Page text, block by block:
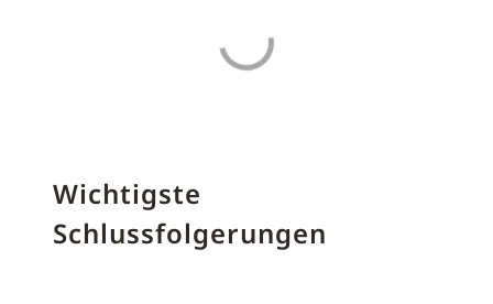
Wichtigste
Schlussfolgerungen